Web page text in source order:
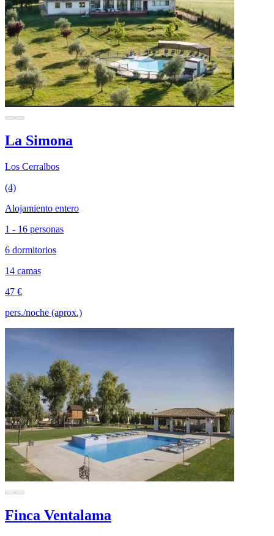
La Simona
Los Cerralbos
(4)
Alojamiento entero
1 - 16 personas
6 dormitorios
14 camas
47 €
pers./noche (aprox.)
Finca Ventalama